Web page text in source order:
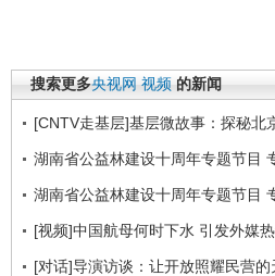
搜索更多央视网 视频 的新闻
[CNTV走基层]基层微故事：探秘北
湖南省公益林建设十周年专题节目
湖南省公益林建设十周年专题节目
[视频]中国航母何时下水 引发外媒
[对话]导演访谈：让开放照耀民营的